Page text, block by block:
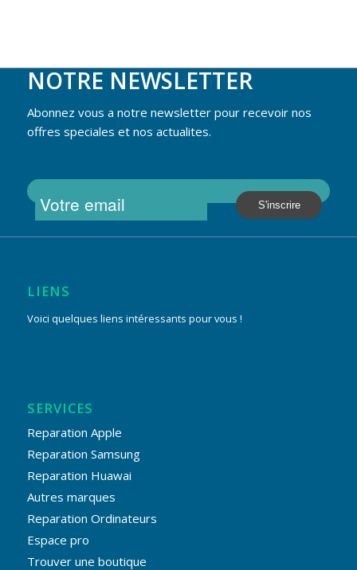
NOTRE NEWSLETTER
Abonnez vous a notre newsletter pour recevoir nos
offres speciales et nos actualites.
LIENS
Voici quelques liens intéressants pour vous !
SERVICES
Reparation Apple
Reparation Samsung
Reparation Huawai
Autres marques
Reparation Ordinateurs
Espace pro
Trouver une boutique